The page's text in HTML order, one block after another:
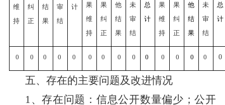
维
持
纠
正
结
果
审
结
计
果
维
持
果
纠
正
他
结
果
未
审
结
总
计
果
维
持
果
纠
正
他
结
果
未
审
结
总
计
0 0 0 0 0 0 0 0 0 0 0 0 0 0 0
五、存在的主要问题及改进情况
1、存在问题： 信息公开数量偏少； 公开